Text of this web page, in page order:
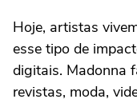
Hoje, artistas
esse tipo de
digitais. Madonna
revistas, moda,